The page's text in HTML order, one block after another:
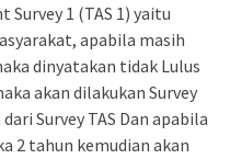
1 (TAS 1) yaitu
apabila masih
dinyatakan tidak Lulus
akan dilakukan Survey
Survey TAS Dan apabila
2 tahun kemudian akan